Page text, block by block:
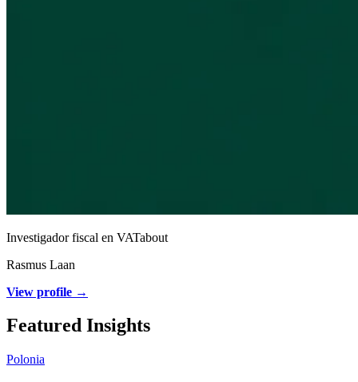
Investigador fiscal en VATabout
Rasmus Laan
View profile →
Featured Insights
Polonia